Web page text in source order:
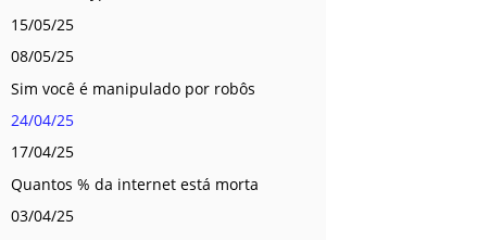
15/05/25
08/05/25
Sim você é manipulado por robôs
24/04/25
17/04/25
Quantos % da internet está morta
03/04/25